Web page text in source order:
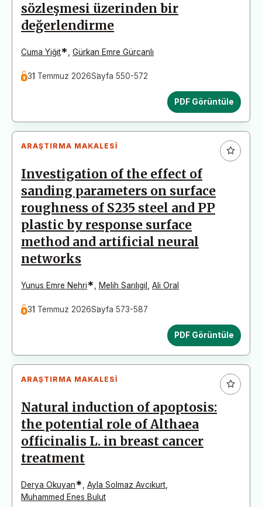
sözleşmesi üzerinden bir
değerlendirme
Cuma Yiğit* Gürkan Emre Gürcanlı
31 Temmuz 2026Sayfa 550-572
PDF Görüntüle
ARAŞTIRMA MAKALESI
Investigation of the effect of
sanding parameters on surface
roughness of S235 steel and PP
plastic by response surface
method and artificial neural
networks
Yunus Emre Nehri* Melih Sarılıgil Ali Oral
31 Temmuz 2026Sayfa 573-587
PDF Görüntüle
ARAŞTIRMA MAKALESI
Natural induction of apoptosis:
the potential role of Althaea
officinalis L. in breast cancer
treatment
Derya Okuyan* Ayla Solmaz Avcıkurt
Muhammed Enes Bulut